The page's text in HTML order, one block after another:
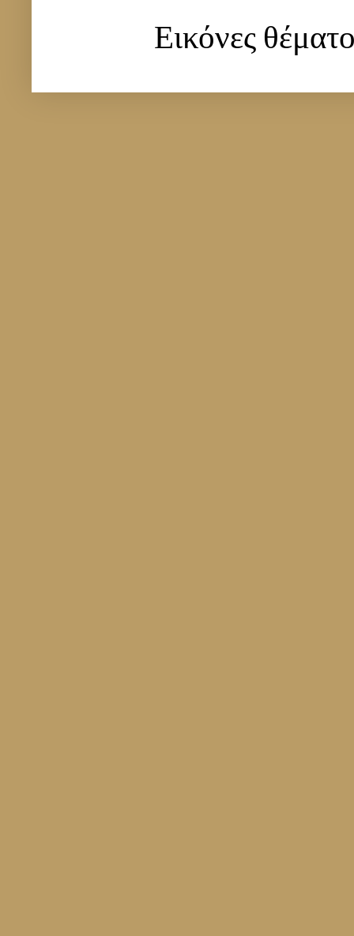
Εικόνες